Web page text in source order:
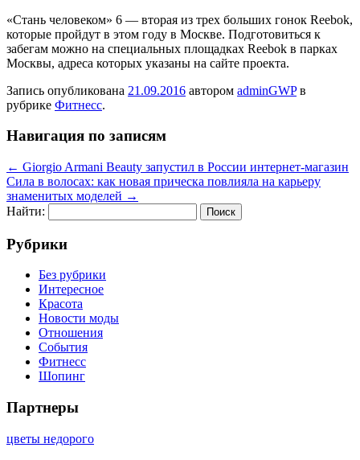
«Стань человеком» 6 — вторая из трех больших гонок Reebok,
которые пройдут в этом году в Москве. Подготовиться к
забегам можно на специальных площадках Reebok в парках
Москвы, адреса которых указаны на сайте проекта.
Запись опубликована 21.09.2016 автором adminGWPв
рубрике Фитнесс.
Навигация по записям
← Giorgio Armani Beauty запустил в России интернет-магазин
Сила в волосах: как новая прическа повлияла на карьеру
знаменитых моделей →
Найти:
Рубрики
Без рубрики
Интересное
Красота
Новости моды
Отношения
События
Фитнесс
Шопинг
Партнеры
цветы недорого